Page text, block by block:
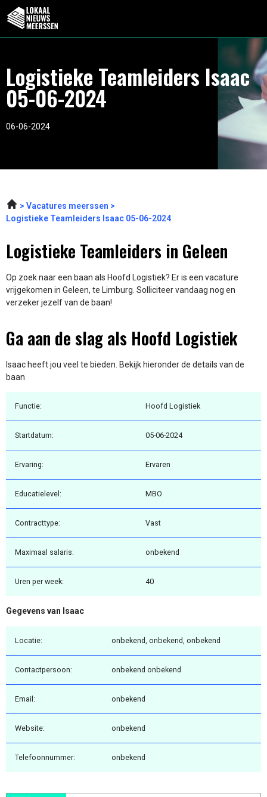
Logistieke Teamleiders Isaac
05-06-2024
06-06-2024
Vacatures meerssen
Logistieke Teamleiders Isaac 05-06-2024
Logistieke Teamleiders in Geleen
Op zoek naar een baan als Hoofd Logistiek? Er is een vacature
vrijgekomen in Geleen, te Limburg. Solliciteer vandaag nog en
verzeker jezelf van de baan!
Ga aan de slag als Hoofd Logistiek
Isaac heeft jou veel te bieden. Bekijk hieronder de details van de
baan
Functie: Hoofd Logistiek
Startdatum: 05-06-2024
Ervaring: Ervaren
Educatielevel: MBO
Contracttype: Vast
Maximaal salaris: onbekend
Uren per week: 40
Gegevens van Isaac
Locatie: onbekend, onbekend, onbekend
Contactpersoon: onbekend onbekend
Email: onbekend
Website: onbekend
Telefoonnummer: onbekend